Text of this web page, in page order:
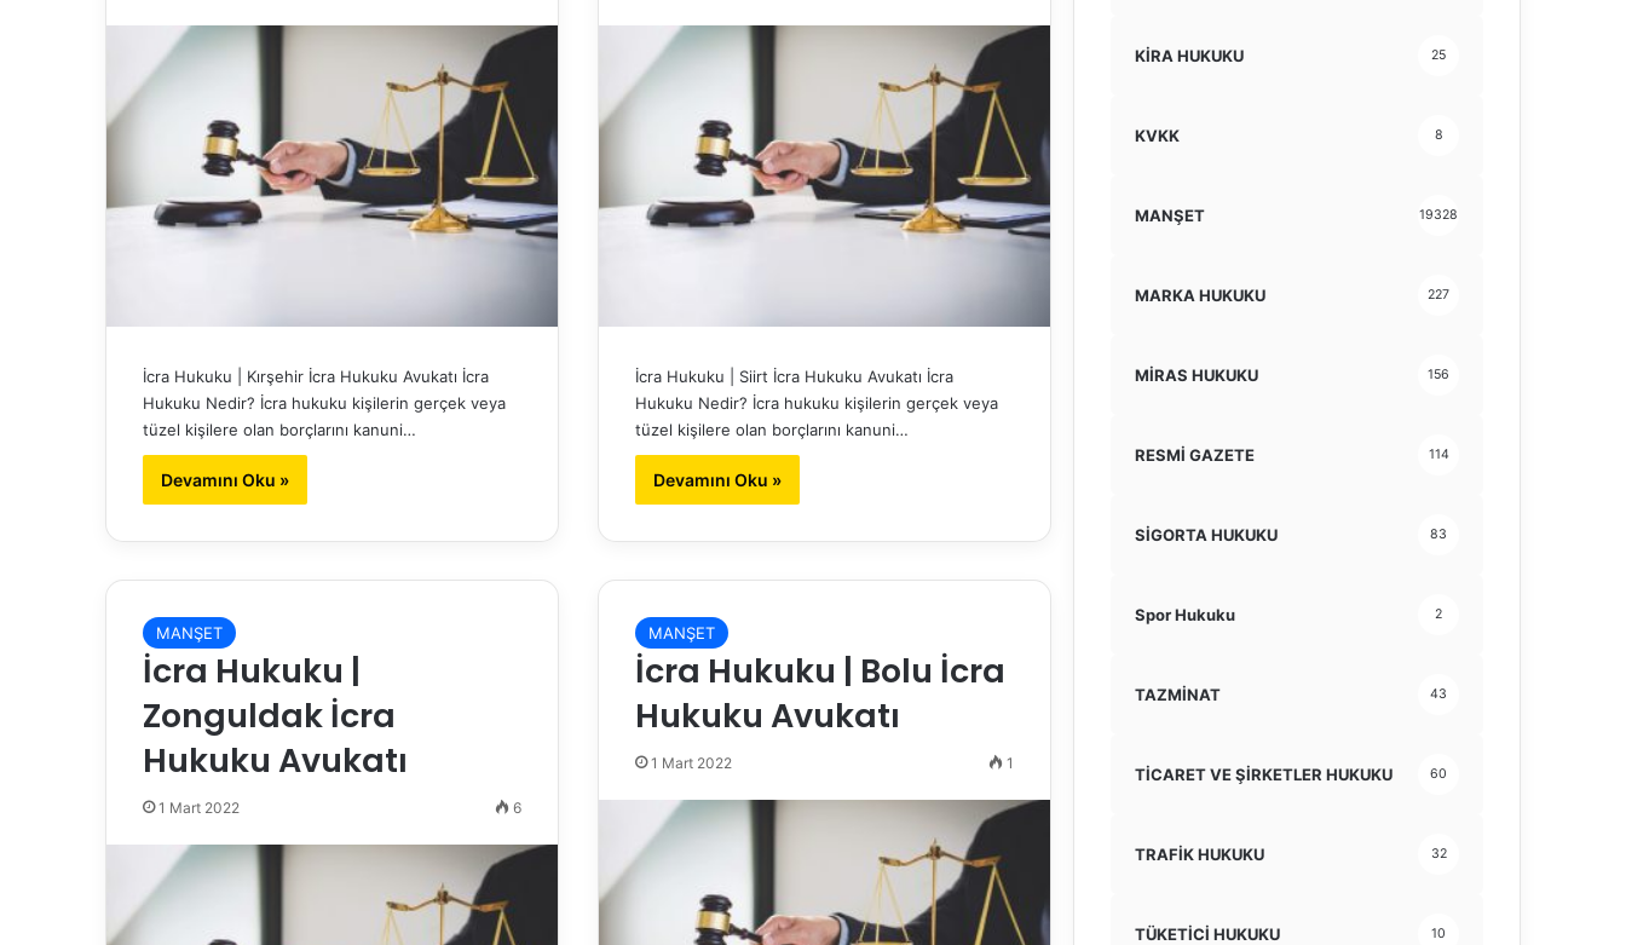
İcra Hukuku | Kırşehir İcra Hukuku Avukatı İcra
Hukuku Nedir? İcra hukuku kişilerin gerçek veya
tüzel kişilere olan borçlarını kanuni…
Devamını Oku »
İcra Hukuku | Siirt İcra Hukuku Avukatı İcra
Hukuku Nedir? İcra hukuku kişilerin gerçek veya
tüzel kişilere olan borçlarını kanuni…
Devamını Oku »
MANŞET
İcra Hukuku |
Zonguldak İcra
Hukuku Avukatı
1 Mart 2022 6
MANŞET
İcra Hukuku | Bolu İcra
Hukuku Avukatı
1 Mart 2022 1
KİRA HUKUKU 25
KVKK 8
MANŞET 19328
MARKA HUKUKU 227
MİRAS HUKUKU 156
RESMİ GAZETE 114
SİGORTA HUKUKU 83
Spor Hukuku 2
TAZMİNAT 43
TİCARET VE ŞİRKETLER HUKUKU 60
TRAFİK HUKUKU 32
TÜKETİCİ HUKUKU 10